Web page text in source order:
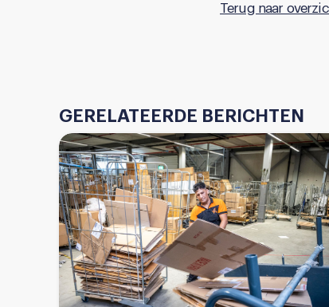
Terug naar
GERELATEERDE BERICHTEN